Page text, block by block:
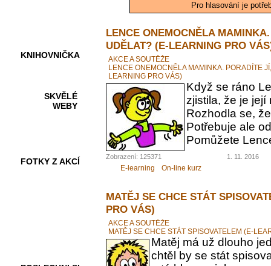
KNIHOVNIČKA
SKVĚLÉ
WEBY
FOTKY Z AKCÍ
Pro hlasování je
LENCE ONEMOCNĚLA
UDĚLAT? (E-LEARNING PRO
AKCE A SOUTĚŽE
LENCE ONEMOCNĚLA MAMINKA. PORADÍTE
LEARNING PRO VÁS)
Když se ráno
zjistila, že je její
Rozhodla se,
Potřebuje ale
Pomůžete
Zobrazení: 125371 1. 11. 2016
E-learning On-line kurz
MATĚJ SE CHCE STÁT
PRO VÁS)
AKCE A SOUTĚŽE
MATĚJ SE CHCE STÁT SPISOVATELEM (E-
Matěj má už dlouho
chtěl by se stát